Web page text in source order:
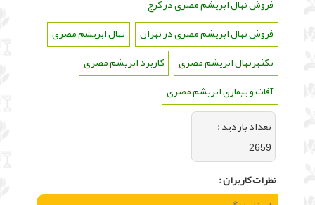
فروش نهال ابریشم مصری در کرج
فروش نهال ابریشم مصری در تهران
نهال ابریشم مصری
تکثیرنهال ابریشم مصری
کاربرد ابریشم مصری
آفات و بیماری ابریشم مصری
تعداد بازديد :
2659
نظرات كاربران :